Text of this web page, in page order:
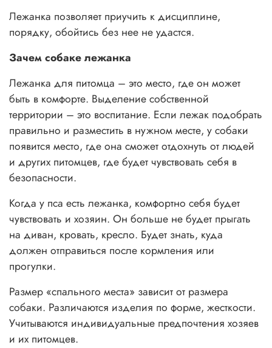
Лежанка позволяет приучить к дисциплине,
порядку, обойтись без нее не удастся.
Зачем собаке лежанка
Лежанка для питомца – это место, где он может
быть в комфорте. Выделение собственной
территории – это воспитание. Если лежак подобрать
правильно и разместить в нужном месте, у собаки
появится место, где она сможет отдохнуть от людей
и других питомцев, где будет чувствовать себя в
безопасности.
Когда у пса есть лежанка, комфортно себя будет
чувствовать и хозяин. Он больше не будет прыгать
на диван, кровать, кресло. Будет знать, куда
должен отправиться после кормления или
прогулки.
Размер «спального места» зависит от размера
собаки. Различаются изделия по форме, жесткости.
Учитываются индивидуальные предпочтения хозяев
и их питомцев.